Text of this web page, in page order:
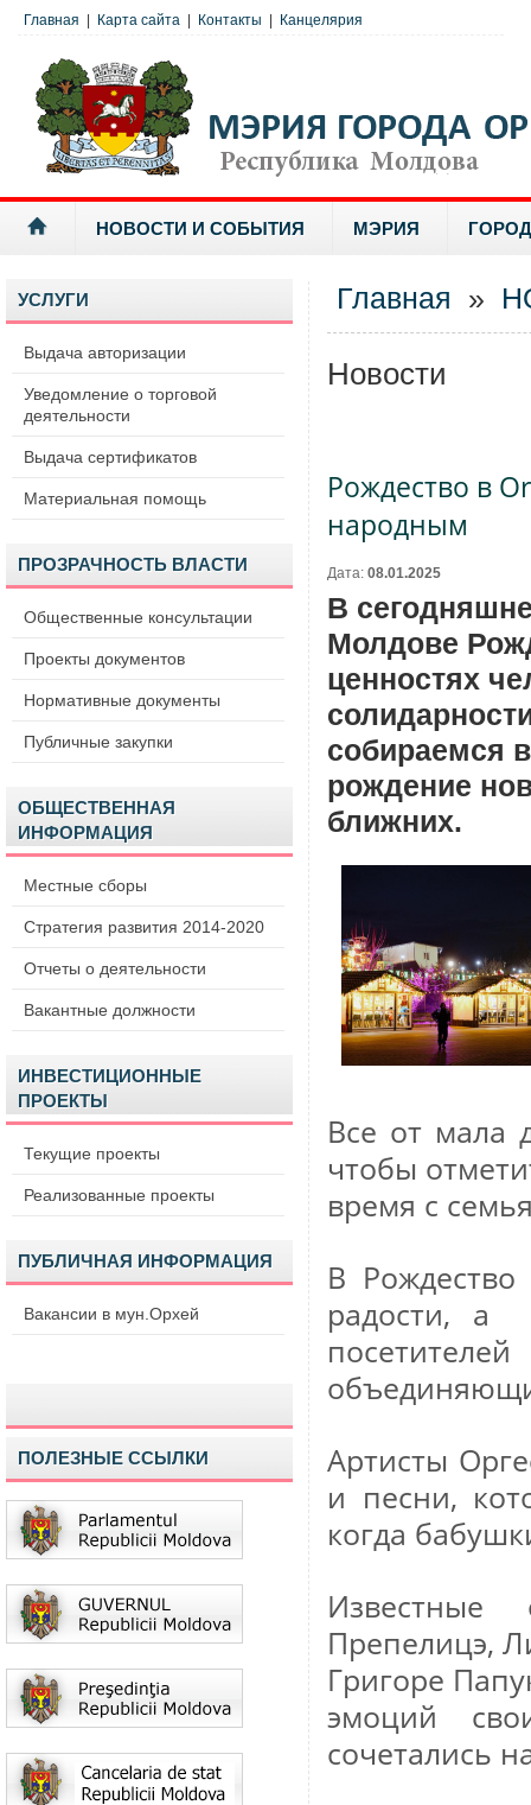
Главная Карта сайта Контакты Канцелярия
НОВОСТИ И СОБЫТИЯ МЭРИЯ
УСЛУГИ
Выдача авторизации
Уведомление о торговой
деятельности
Выдача сертификатов
Материальная помощь
ПРОЗРАЧНОСТЬ ВЛАСТИ
Общественные консультации
Проекты документов
Нормативные документы
Публичные закупки
ОБЩЕСТВЕННАЯ
ИНФОРМАЦИЯ
Местные сборы
Стратегия развития 2014-2020
Отчеты о деятельности
Вакантные должности
ИНВЕСТИЦИОННЫЕ
ПРОЕКТЫ
Текущие проекты
Реализованные проекты
ПУБЛИЧНАЯ ИНФОРМАЦИЯ
Вакансии в мун.Орхей
ПОЛЕЗНЫЕ ССЫЛКИ
Главная »
Новости
Рождество в
народным
Дата: 08.01.2025
В
Молдове
ценностях
собираемся
рождение
ближних.
Все от мала
чтобы
время с
В Рождество
радости, а
Артисты
и песни,
когда
Известные
Препелицэ,
Григоре
эмоций
сочетались